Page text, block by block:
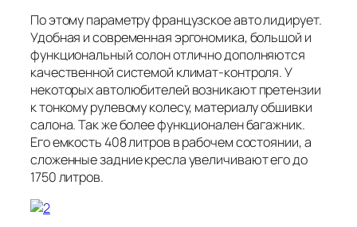
По этому параметру французское авто лидирует.
Удобная и современная эргономика, большой и
функциональный солон отлично дополняются
качественной системой климат-контроля. У
некоторых автолюбителей возникают претензии
к тонкому рулевому колесу, материалу обшивки
салона. Так же более функционален багажник.
Его емкость 408 литров в рабочем состоянии, а
сложенные задние кресла увеличивают его до
1750 литров.